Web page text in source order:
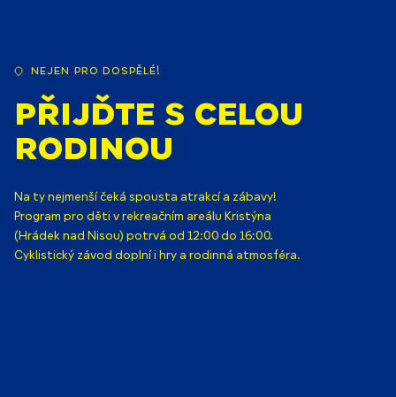
Nejen pro dospělé!
Přijďte s celou
rodinou
Na ty nejmenší čeká spousta atrakcí a zábavy!
Program pro děti v rekreačním areálu Kristýna
(Hrádek nad Nisou) potrvá od 12:00 do 16:00.
Cyklistický závod doplní i hry a rodinná atmosféra.